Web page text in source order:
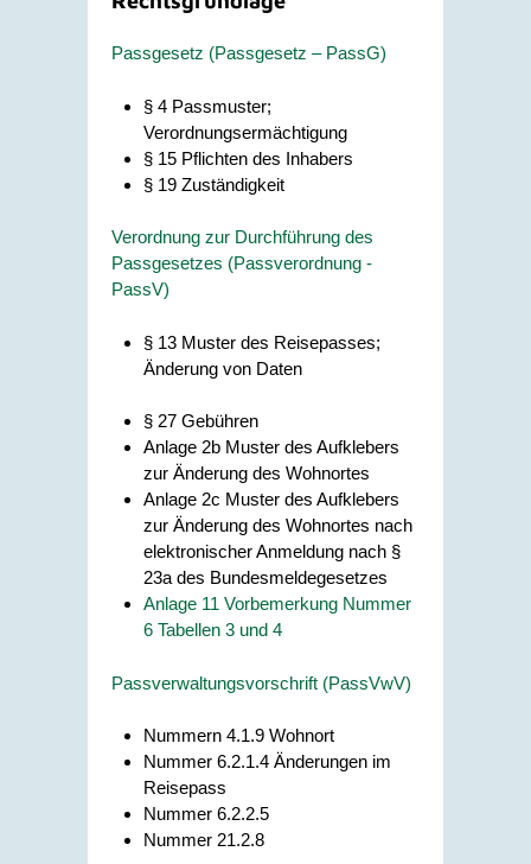
Passgesetz (Passgesetz – PassG)
§ 4 Passmuster;
Verordnungsermächtigung
§ 15 Pflichten des Inhabers
§ 19 Zuständigkeit
Verordnung zur Durchführung des
Passgesetzes (Passverordnung -
PassV)
§ 13 Muster des Reisepasses;
Änderung von Daten
§ 27 Gebühren
Anlage 2b Muster des Aufklebers
zur Änderung des Wohnortes
Anlage 2c Muster des Aufklebers
zur Änderung des Wohnortes nach
elektronischer Anmeldung nach §
23a des Bundesmeldegesetzes
Anlage 11 Vorbemerkung Nummer
6 Tabellen 3 und 4
Passverwaltungsvorschrift (PassVwV)
Nummern 4.1.9 Wohnort
Nummer 6.2.1.4 Änderungen im
Reisepass
Nummer 6.2.2.5
Nummer 21.2.8